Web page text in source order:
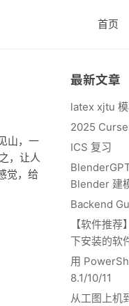
首页
山，一
，让人
觉，给
最新文章
latex xjtu
2025
ICS 复习
Blender 建
Backend
【软件推
下安装的软
用
8.1/10/11
从工图上机